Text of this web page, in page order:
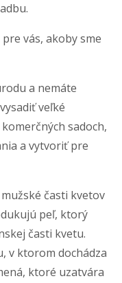
vás, akoby sme
a nemáte
veľké
sadoch,
a vytvoriť pre
časti kvetov
peľ, ktorý
časti kvetu.
v ktorom dochádza
ktoré uzatvára